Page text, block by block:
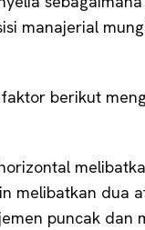
manajerial
berikut
melibatkan dua
puncak dan